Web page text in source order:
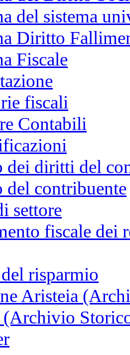
del sistema
Diritto
Fiscale
fiscali
Contabili
dei diritti del
del contribuente
settore
fiscale dei
risparmio
Aristeia